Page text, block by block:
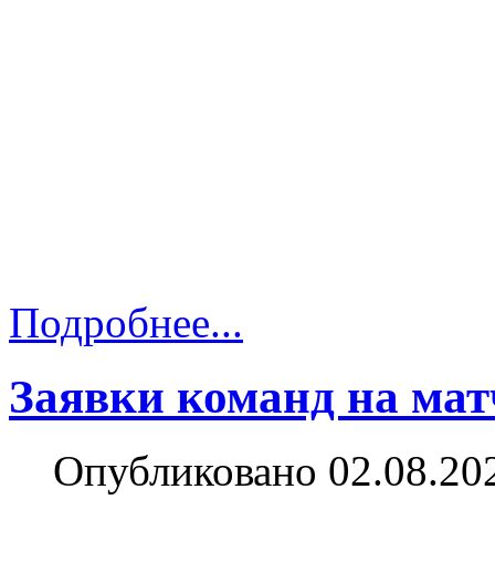
Подробнее...
Заявки команд на
Опубликовано